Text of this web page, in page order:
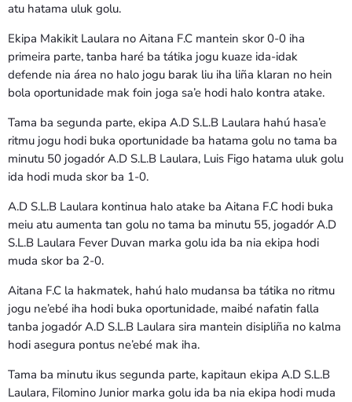
atu hatama uluk golu.
Ekipa Makikit Laulara no Aitana F.C mantein skor 0-0 iha
primeira parte, tanba haré ba tátika jogu kuaze ida-idak
defende nia área no halo jogu barak liu iha liña klaran no hein
bola oportunidade mak foin joga sa’e hodi halo kontra atake.
Tama ba segunda parte, ekipa A.D S.L.B Laulara hahú hasa’e
ritmu jogu hodi buka oportunidade ba hatama golu no tama ba
minutu 50 jogadór A.D S.L.B Laulara, Luis Figo hatama uluk golu
ida hodi muda skor ba 1-0.
A.D S.L.B Laulara kontinua halo atake ba Aitana F.C hodi buka
meiu atu aumenta tan golu no tama ba minutu 55, jogadór A.D
S.L.B Laulara Fever Duvan marka golu ida ba nia ekipa hodi
muda skor ba 2-0.
Aitana F.C la hakmatek, hahú halo mudansa ba tátika no ritmu
jogu ne’ebé iha hodi buka oportunidade, maibé nafatin falla
tanba jogadór A.D S.L.B Laulara sira mantein disipliña no kalma
hodi asegura pontus ne’ebé mak iha.
Tama ba minutu ikus segunda parte, kapitaun ekipa A.D S.L.B
Laulara, Filomino Junior marka golu ida ba nia ekipa hodi muda